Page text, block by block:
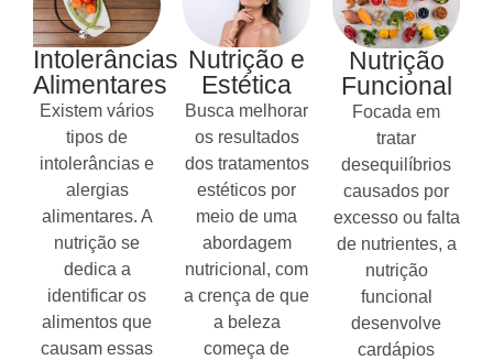
Intolerâncias
Alimentares
Existem vários
tipos de
intolerâncias e
alergias
alimentares. A
nutrição se
dedica a
identificar os
alimentos que
causam essas
Nutrição e
Estética
Busca melhorar
os resultados
dos tratamentos
estéticos por
meio de uma
abordagem
nutricional, com
a crença de que
a beleza
começa de
Nutrição
Funcional
Focada em
tratar
desequilíbrios
causados por
excesso ou falta
de nutrientes, a
nutrição
funcional
desenvolve
cardápios